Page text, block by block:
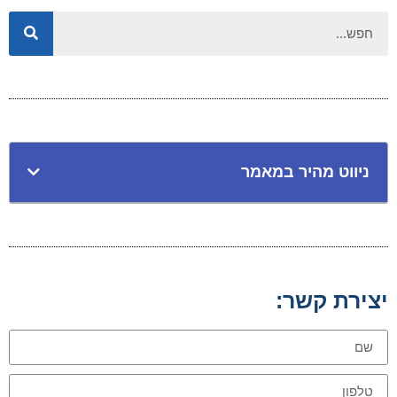
ניווט מהיר במאמר
יצירת קשר: